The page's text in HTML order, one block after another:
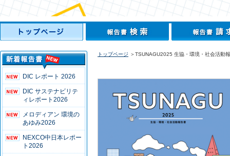
DIC レポート 2026
DIC サステナビリテ
ィレポート2026
メロディアン 環境の
あゆみ2026
NEXCO中日本レポー
ト2026
トップページ ＞TSUNAGU2025 生協・環境・社会活動